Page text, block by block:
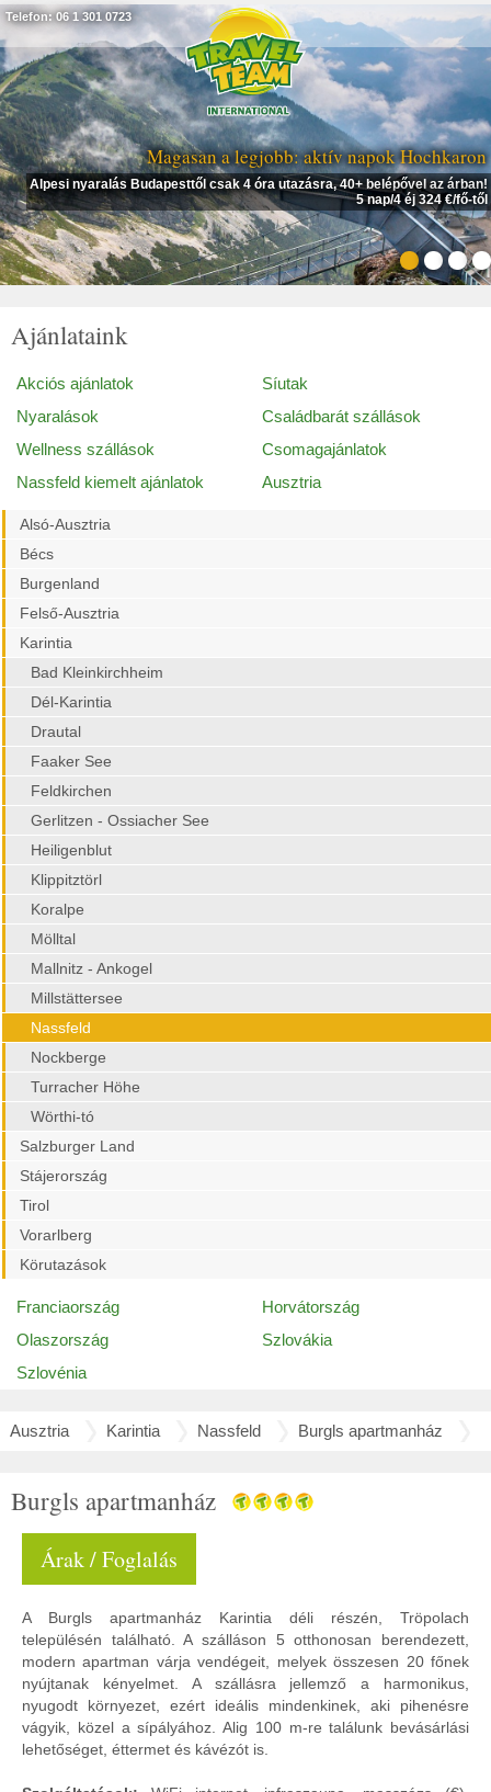
Magasan a legjobb: aktív napok Hochkaron
Alpesi nyaralás Budapesttől csak 4 óra utazásra, 40+ belépővel az árban!
5 nap/4 éj 324 €/fő-től
Telefon: 06 1 301 0723
Ajánlataink
Akciós ajánlatok
Síutak
Nyaralások
Családbarát szállások
Wellness szállások
Csomagajánlatok
Nassfeld kiemelt ajánlatok
Ausztria
Alsó-Ausztria
Bécs
Burgenland
Felső-Ausztria
Karintia
Bad Kleinkirchheim
Dél-Karintia
Drautal
Faaker See
Feldkirchen
Gerlitzen - Ossiacher See
Heiligenblut
Klippitztörl
Koralpe
Mölltal
Mallnitz - Ankogel
Millstättersee
Nassfeld
Nockberge
Turracher Höhe
Wörthi-tó
Salzburger Land
Stájerország
Tirol
Vorarlberg
Körutazások
Franciaország
Horvátország
Olaszország
Szlovákia
Szlovénia
Ausztria Karintia Nassfeld Burgls apartmanház
Burgls apartmanház
Árak / Foglalás
A Burgls apartmanház Karintia déli részén, Tröpolach
településén található. A szálláson 5 otthonosan berendezett,
modern apartman várja vendégeit, melyek összesen 20 főnek
nyújtanak kényelmet. A szállásra jellemző a harmonikus,
nyugodt környezet, ezért ideális mindenkinek, aki pihenésre
vágyik, közel a sípályához. Alig 100 m-re találunk bevásárlási
lehetőséget, éttermet és kávézót is.